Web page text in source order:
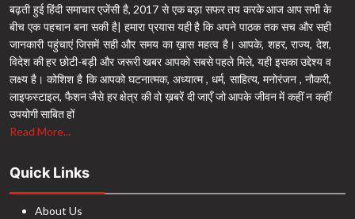
बढ़ती हुई हिंदी समाचार एजेंसी है, 2017 से एक बड़ा सफर तय करके आज आप सभी के
बीच एक पहचान बना सकी है| हमारा प्रयास यही है कि अपने पाठक तक सच और सही
जानकारी पहुंचाएं जिसमें सही और समय का ख़ास महत्व है। आपके, शहर, राज्य, देश,
विदेश की हर छोटी-बड़ी और जरूरी खबर आपको सबसे पहले मिले, यही इसका उद्देश्य व
लक्ष्य है। कोशिश है कि आपको घटनात्मक, अध्यात्म , धर्म, साहित्य, मनोरंजन , नौकरी,
लाइफस्टाइल, फैशन जैसे हर क्षेत्र की वो ख़बरें दी जाएँ जो आपके जीवन में कहीं न कहीं
उपयोगी साबित हों
Read More...
Quick Links
About Us